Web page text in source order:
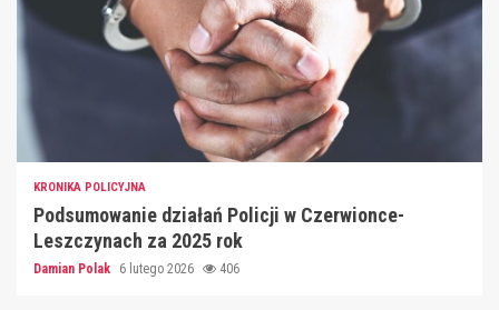
KRONIKA POLICYJNA
Podsumowanie działań Policji w Czerwionce-
Leszczynach za 2025 rok
Damian Polak 6 lutego 2026 406